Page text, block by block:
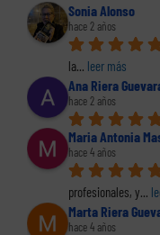
Sonia Alonso
hace 2 años
la... leer más
Ana Riera
hace 2 años
Maria Antonia
hace 4 años
profesionales, y...
Marta Riera
hace 4 años